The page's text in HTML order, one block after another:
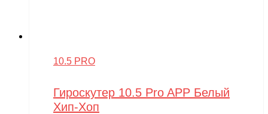
10.5 PRO
Гироскутер 10.5 Pro APP Белый
Хип-Хоп